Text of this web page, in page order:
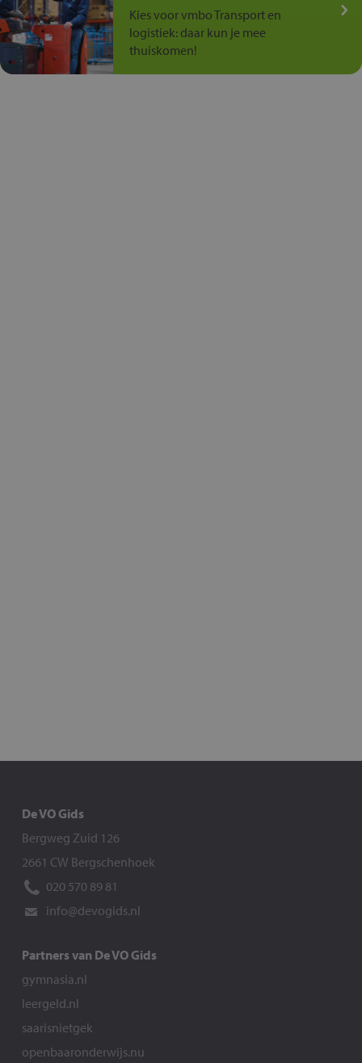
Kies voor vmbo Transport en
logistiek: daar kun je mee
thuiskomen!
De VO Gids
Bergweg Zuid 126
2661 CW Bergschenhoek
020 570 89 81
info@devogids.nl
Partners van De VO Gids
gymnasia.nl
leergeld.nl
saarisnietgek
openbaaronderwijs.nu